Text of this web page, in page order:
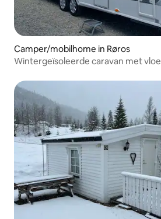
Camper/mobilhome in Røros
Wintergeïsoleerde caravan met